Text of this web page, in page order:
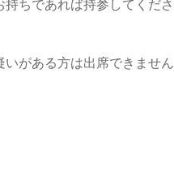
ちであれば持参してくださ
がある方は出席できません